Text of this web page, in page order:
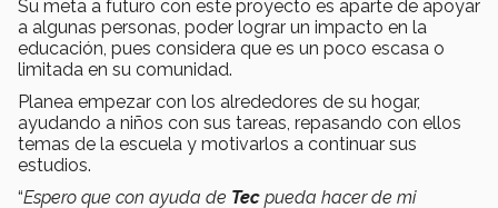
Su meta a futuro con este proyecto es aparte de apoyar
a algunas personas, poder lograr un impacto en la
educación, pues considera que es un poco escasa o
limitada en su comunidad.
Planea empezar con los alrededores de su hogar,
ayudando a niños con sus tareas, repasando con ellos
temas de la escuela y motivarlos a continuar sus
estudios.
“Espero que con ayuda de Tec pueda hacer de mi